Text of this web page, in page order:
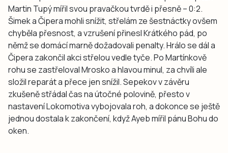
Martin Tupý mířil svou pravačkou tvrdě i přesně – 0:2.
Šimek a Čipera mohli snížit, střelám ze šestnáctky ovšem
chyběla přesnost, a vzrušení přinesl Krátkého pád, po
němž se domácí marně dožadovali penalty. Hrálo se dál a
Čipera zakončil akci střelou vedle tyče. Po Martínkově
rohu se zastřeloval Mrosko a hlavou minul, za chvíli ale
složil reparát a přece jen snížil. Sepekov v závěru
zkušeně střádal čas na útočné polovině, přesto v
nastavení Lokomotiva vybojovala roh, a dokonce se ještě
jednou dostala k zakončení, když Ayeb mířil pánu Bohu do
oken.